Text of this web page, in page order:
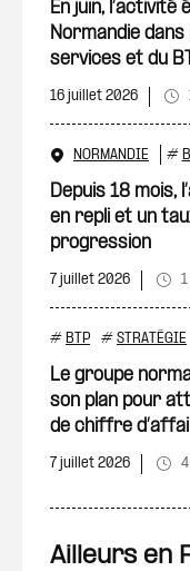
En juin,
Normandie
services et du
16 juillet 2026
NORMANDIE #
Depuis 18 mois,
en repli et un
progression
7 juillet 2026
# BTP # STRATÉGIE
Le groupe
son plan pour
de chiffre
7 juillet 2026
Ailleurs en